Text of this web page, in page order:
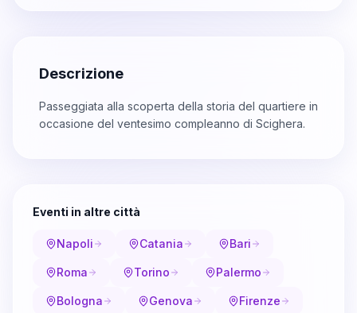
Descrizione
Passeggiata alla scoperta della storia del quartiere in
occasione del ventesimo compleanno di Scighera.
Eventi in altre città
Napoli Catania Bari
Roma Torino Palermo
Bologna Genova Firenze